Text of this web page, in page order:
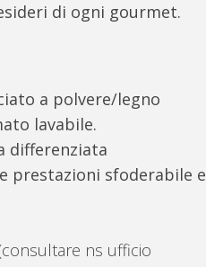
di ogni gourmet.
a polvere/legno
lavabile.
differenziata
prestazioni sfoderabile e
ns ufficio